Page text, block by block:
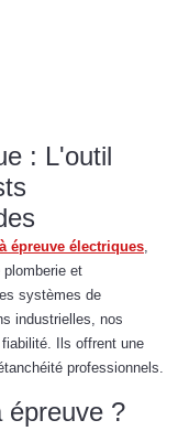
: L'outil
épreuve électriques,
et
systèmes de
industrielles, nos
Ils offrent une
professionnels.
épreuve ?